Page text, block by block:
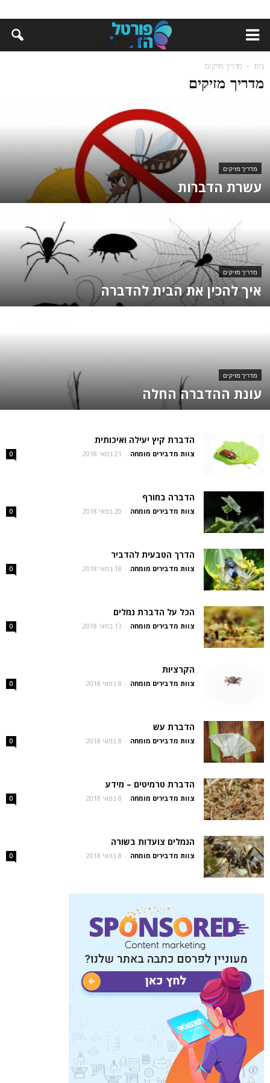
בית מדריך מזיקים
מדריך מזיקים
מדריך מזיקים
עשרת הדברות
מדריך מזיקים
איך להכין את הבית להדברה
מדריך מזיקים
עונת ההדברה החלה
הדברת קיץ יעילה ואיכותית
צוות מדבירים מומחה - 21 במאי 2018 0
הדברה בחורף
צוות מדבירים מומחה - 20 במאי 2018 0
הדרך הטבעית להדביר
צוות מדבירים מומחה - 18 במאי 2018 0
הכל על הדברת נמלים
צוות מדבירים מומחה - 13 במאי 2018 0
הקרציות
צוות מדבירים מומחה - 8 במאי 2018 0
הדברת עש
צוות מדבירים מומחה - 8 במאי 2018 0
הדברת טרמיטים – מידע
צוות מדבירים מומחה - 8 במאי 2018 0
הנמלים צועדות בשורה
צוות מדבירים מומחה - 8 במאי 2018 0